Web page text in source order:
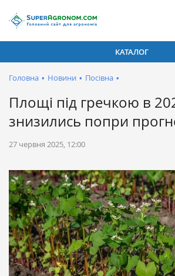
КАТАЛОГ
Головна • Новини • Посівна •
Площі під гречкою в
знизились попри
27 червня 2025, 12:00